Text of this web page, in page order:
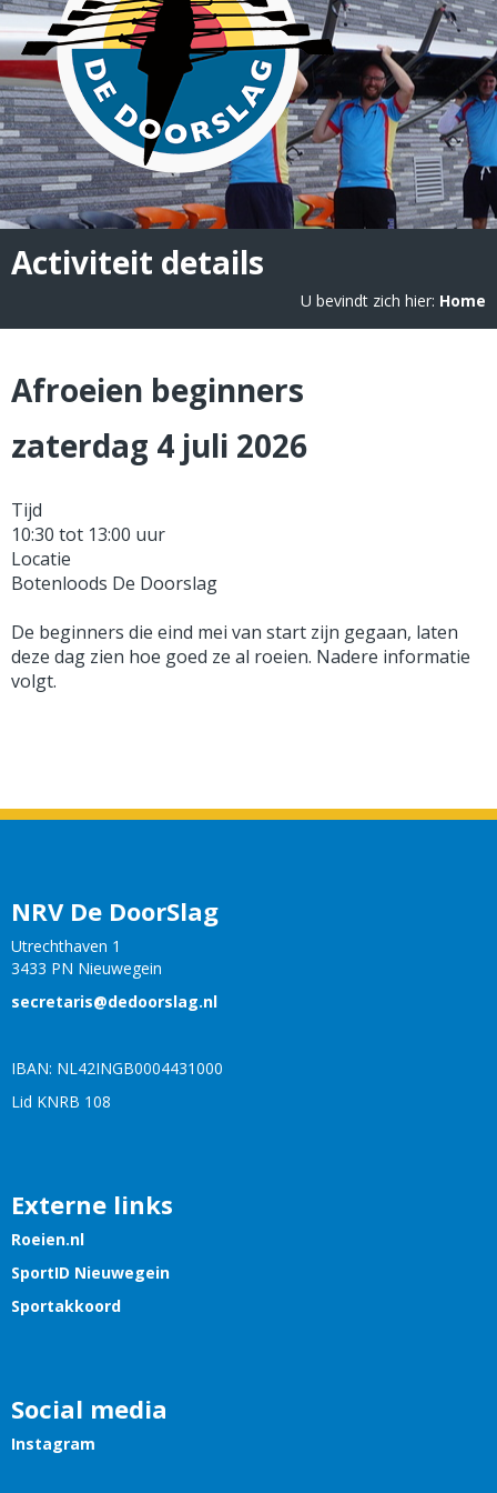
Activiteit details
U bevindt zich hier: Home
Afroeien beginners
zaterdag 4 juli 2026
Tijd
10:30 tot 13:00 uur
Locatie
Botenloods De Doorslag
De beginners die eind mei van start zijn gegaan, laten
deze dag zien hoe goed ze al roeien. Nadere informatie
volgt.
NRV De DoorSlag
Utrechthaven 1
3433 PN Nieuwegein
siraterces@dedoorslag.nl
IBAN: NL42INGB0004431000
Lid KNRB 108
Externe links
Roeien.nl
SportID Nieuwegein
Sportakkoord
Social media
Instagram